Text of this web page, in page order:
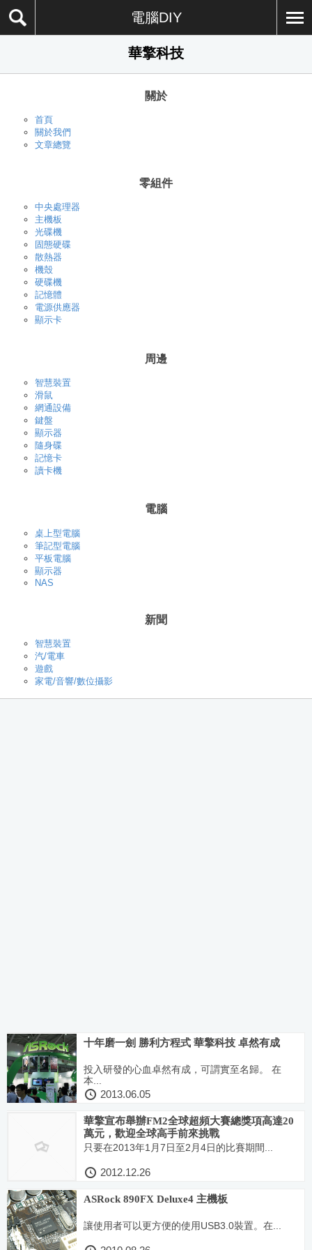
電腦DIY
華擎科技
關於
首頁
關於我們
文章總覽
零組件
中央處理器
主機板
光碟機
固態硬碟
散熱器
機殼
硬碟機
記憶體
電源供應器
顯示卡
周邊
智慧裝置
滑鼠
網通設備
鍵盤
顯示器
隨身碟
記憶卡
讀卡機
電腦
桌上型電腦
筆記型電腦
平板電腦
顯示器
NAS
新聞
智慧裝置
汽/電車
遊戲
家電/音響/數位攝影
十年磨一劍 勝利方程式 華擎科技 卓然有成
投入研發的心血卓然有成，可謂實至名歸。 在
本...
2013.06.05
華擎宣布舉辦FM2全球超頻大賽總獎項高達20
萬元，歡迎全球高手前來挑戰
只要在2013年1月7日至2月4日的比賽期間...
2012.12.26
ASRock 890FX Deluxe4 主機板
讓使用者可以更方便的使用USB3.0裝置。在...